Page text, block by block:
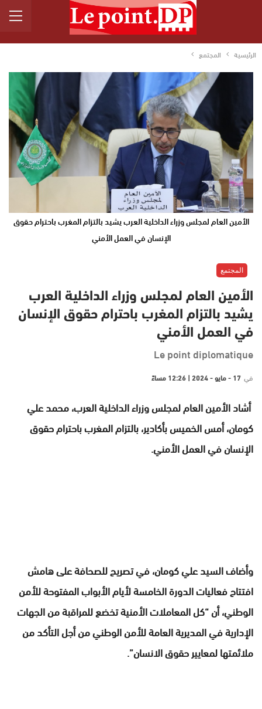
الرئيسية المجتمع
الأمين العام لمجلس وزراء الداخلية العرب يشيد بالتزام المغرب باحترام حقوق
الإنسان في العمل الأمني
المجتمع
الأمين العام لمجلس وزراء الداخلية العرب
يشيد بالتزام المغرب باحترام حقوق الإنسان
في العمل الأمني
Le point diplomatique
في 17 - مايو - 2024 | 12:26 مساءً
أشاد الأمين العام لمجلس وزراء الداخلية العرب، محمد علي
كومان، أمس الخميس بأكادير، بالتزام المغرب باحترام حقوق
الإنسان في العمل الأمني.
وأضاف السيد علي كومان، في تصريح للصحافة على هامش
افتتاح فعاليات الدورة الخامسة لأيام الأبواب المفتوحة للأمن
الوطني، أن “كل المعاملات الأمنية تخضع للمراقبة من الجهات
الإدارية في المديرية العامة للأمن الوطني من أجل التأكد من
ملائمتها لمعايير حقوق الانسان”.